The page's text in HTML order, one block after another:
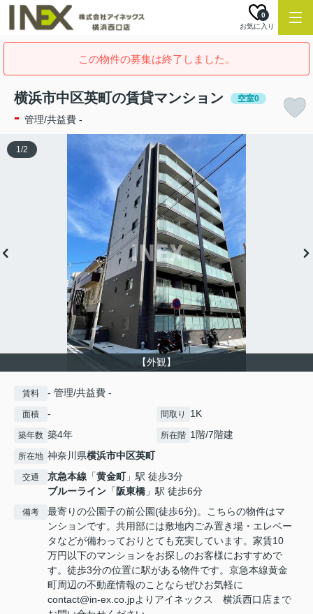
お気に入り
0
この物件の募集は終了しました。
横浜市中区英町の賃貸マンション 空室0
- 管理/共益費 -
【外観】
1/2
賃料 - 管理/共益費 -
面積 - 間取り 1K
築年数 築4年 所在階 1階/7階建
所在地 神奈川県横浜市中区英町
交通 京急本線 「黄金町」駅 徒歩3分
ブルーライン 「 阪東橋 」駅 徒歩6分
備考
最寄りの公園子の前公園(徒歩6分)。こちらの物件はマ
ンションです。共用部には敷地内ごみ置き場・エレベー
タなどが備わっておりとても充実しています。家賃10
万円以下のマンションをお探しのお客様におすすめで
す。徒歩3分の位置に駅がある物件です。京急本線黄金
町周辺の不動産情報のことならぜひお気軽に
contact@in-ex.co.jpよりアイネックス 横浜西口店まで